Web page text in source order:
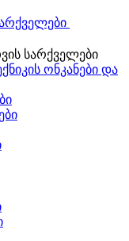
სარქველები
ონკანები და